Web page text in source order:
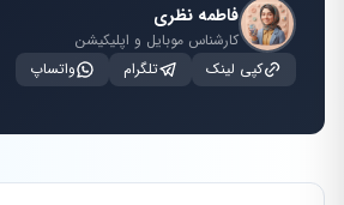
فاطمه نظری
کارشناس موبایل و اپلیکیشن
کپی لینک
تلگرام واتساپ